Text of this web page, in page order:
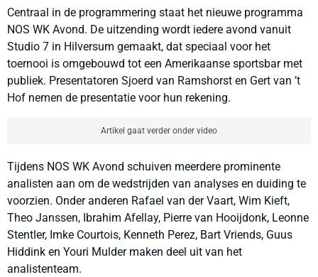
Centraal in de programmering staat het nieuwe programma
NOS WK Avond. De uitzending wordt iedere avond vanuit
Studio 7 in Hilversum gemaakt, dat speciaal voor het
toernooi is omgebouwd tot een Amerikaanse sportsbar met
publiek. Presentatoren Sjoerd van Ramshorst en Gert van ’t
Hof nemen de presentatie voor hun rekening.
Artikel gaat verder onder video
Tijdens NOS WK Avond schuiven meerdere prominente
analisten aan om de wedstrijden van analyses en duiding te
voorzien. Onder anderen Rafael van der Vaart, Wim Kieft,
Theo Janssen, Ibrahim Afellay, Pierre van Hooijdonk, Leonne
Stentler, Imke Courtois, Kenneth Perez, Bart Vriends, Guus
Hiddink en Youri Mulder maken deel uit van het
analistenteam.